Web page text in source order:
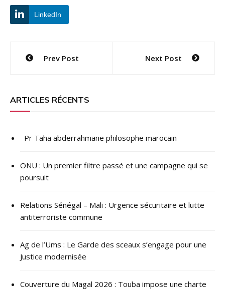
LinkedIn
Navigation
l’article
Prev Post Next Post
ARTICLES RÉCENTS
Pr Taha abderrahmane philosophe marocain
ONU : ​Un premier filtre passé et une campagne qui se
poursuit
Relations Sénégal – Mali : Urgence sécuritaire et lutte
antiterroriste commune
Ag de l’Ums : Le Garde des sceaux s’engage pour une
Justice modernisée
Couverture du Magal 2026 : Touba impose une charte